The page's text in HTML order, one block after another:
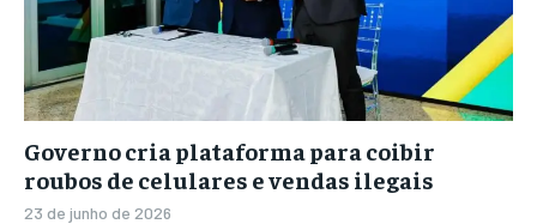
Governo cria plataforma para coibir
roubos de celulares e vendas ilegais
23 de junho de 2026